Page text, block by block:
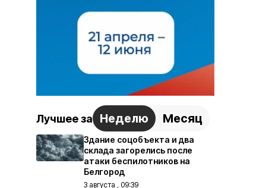
Лучшее за Неделю Месяц
Здание соцобъекта и два
склада загорелись после
атаки беспилотников на
Белгород
3 августа , 09:39